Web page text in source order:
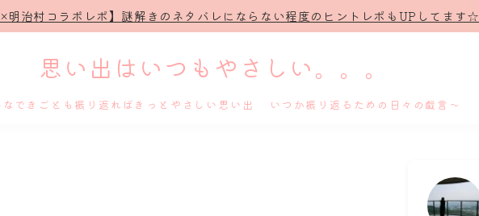
×明治村コラボレポ】謎解きのネタバレにならない程度のヒントレポもUPしてます☆
思い出はいつもやさしい。。。
なできごとも振り返ればきっとやさしい思い出 いつか振り返るための日々の戯言～